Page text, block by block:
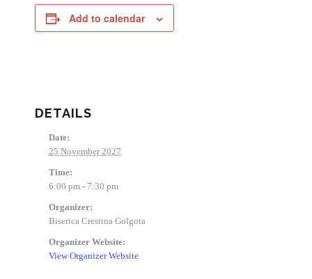
Add to calendar
DETAILS
Date:
25 November 2027
Time:
6:00 pm - 7:30 pm
Organizer:
Biserica Crestina Golgota
Organizer Website:
View Organizer Website